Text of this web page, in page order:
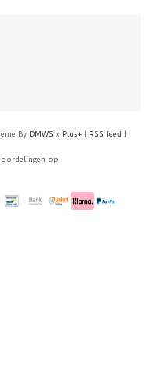
By DMWS x Plus+ | RSS feed |
op